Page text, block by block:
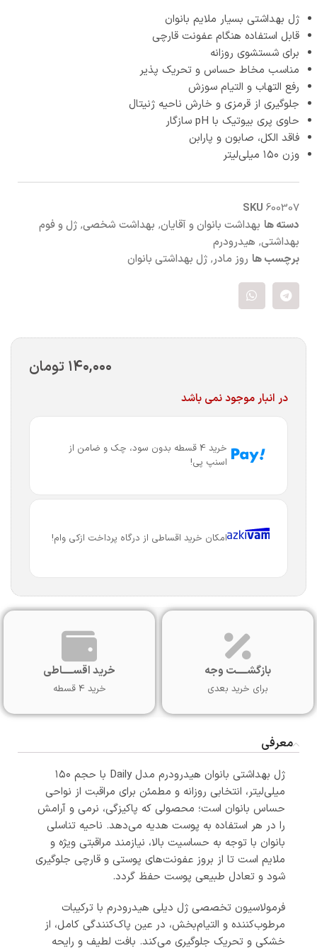
ژل بهداشتی بسیار ملایم بانوان
قابل استفاده هنگام عفونت قارچی
برای شستشوی روزانه
مناسب مخاط حساس و تحریک پذیر
رفع التهاب و التیام سوزش
جلوگیری از قرمزی و خارش ناحیه ژنیتال
حاوی پری بیوتیک با pH سازگار
فاقد الکل، صابون و پارابن
وزن ۱۵۰ میلی‌لیتر
SKU 600307
دسته ها بهداشت بانوان و آقایان, بهداشت شخصی, ژل و فوم
بهداشتی, هیدرودرم
برچسب ها روز مادر, ژل بهداشتی بانوان
۱۴۰,۰۰۰ تومان
در انبار موجود نمی باشد
خرید 4 قسطه بدون سود، چک و ضامن از
اسنپ پی!
امکان خرید اقساطی از درگاه پرداخت ازکی وام!
بازگشـــــت وجه
برای خرید بعدی
خرید اقســـــاطی
خرید 4 قسطه
معرفی
ژل بهداشتی بانوان هیدرودرم مدل Daily با حجم ۱۵۰
میلی‌لیتر، انتخابی روزانه و مطمئن برای مراقبت از نواحی
حساس بانوان است؛ محصولی که پاکیزگی، نرمی و آرامش
را در هر استفاده به پوست هدیه می‌دهد. ناحیه تناسلی
بانوان با توجه به حساسیت بالا، نیازمند مراقبتی ویژه و
ملایم است تا از بروز عفونت‌های پوستی و قارچی جلوگیری
شود و تعادل طبیعی پوست حفظ گردد.
فرمولاسیون تخصصی ژل دیلی هیدرودرم با ترکیبات
مرطوب‌کننده و التیام‌بخش، در عین پاک‌کنندگی کامل، از
خشکی و تحریک جلوگیری می‌کند. بافت لطیف و رایحه‌